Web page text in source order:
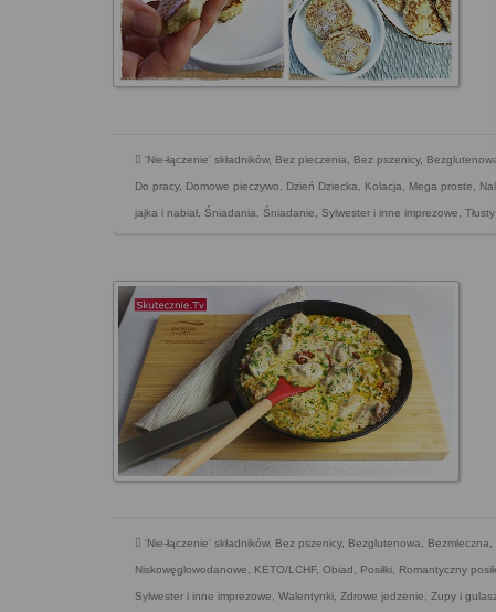
'Nie-łączenie' składników, Bez pieczenia, Bez pszenicy,
Do pracy, Domowe pieczywo, Dzień Dziecka, Kolacja, Mega proste,
jajka i nabiał, Śniadania, Śniadanie, Sylwester i inne imprezowe,
'Nie-łączenie' składników, Bez pszenicy, Bezglutenowa, Bezmleczna,
Niskowęglowodanowe, KETO/LCHF, Obiad, Posiłki, Romantyczny
Sylwester i inne imprezowe, Walentynki, Zdrowe jedzenie, Zupy i